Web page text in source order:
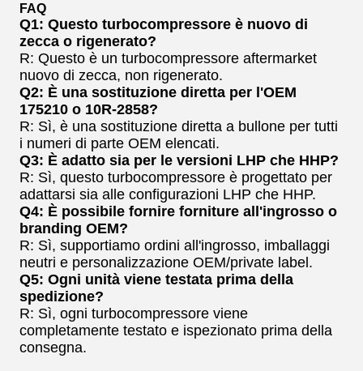
FAQ
Q1: Questo turbocompressore è nuovo di
zecca o rigenerato?
R: Questo è un turbocompressore aftermarket
nuovo di zecca, non rigenerato.
Q2: È una sostituzione diretta per l'OEM
175210 o 10R-2858?
R: Sì, è una sostituzione diretta a bullone per tutti
i numeri di parte OEM elencati.
Q3: È adatto sia per le versioni LHP che HHP?
R: Sì, questo turbocompressore è progettato per
adattarsi sia alle configurazioni LHP che HHP.
Q4: È possibile fornire forniture all'ingrosso o
branding OEM?
R: Sì, supportiamo ordini all'ingrosso, imballaggi
neutri e personalizzazione OEM/private label.
Q5: Ogni unità viene testata prima della
spedizione?
R: Sì, ogni turbocompressore viene
completamente testato e ispezionato prima della
consegna.